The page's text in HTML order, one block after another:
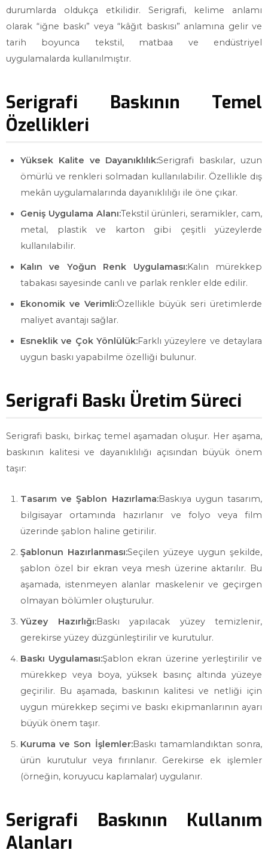
durumlarda oldukça etkilidir. Serigrafi, kelime anlamı
olarak “iğne baskı” veya “kâğıt baskısı” anlamına gelir ve
tarih boyunca tekstil, matbaa ve endüstriyel
uygulamalarda kullanılmıştır.
Serigrafi Baskının Temel
Özellikleri
Yüksek Kalite ve Dayanıklılık:Serigrafi baskılar, uzun
ömürlü ve renkleri solmadan kullanılabilir. Özellikle dış
mekân uygulamalarında dayanıklılığı ile öne çıkar.
Geniş Uygulama Alanı:Tekstil ürünleri, seramikler, cam,
metal, plastik ve karton gibi çeşitli yüzeylerde
kullanılabilir.
Kalın ve Yoğun Renk Uygulaması:Kalın mürekkep
tabakası sayesinde canlı ve parlak renkler elde edilir.
Ekonomik ve Verimli:Özellikle büyük seri üretimlerde
maliyet avantajı sağlar.
Esneklik ve Çok Yönlülük:Farklı yüzeylere ve detaylara
uygun baskı yapabilme özelliği bulunur.
Serigrafi Baskı Üretim Süreci
Serigrafi baskı, birkaç temel aşamadan oluşur. Her aşama,
baskının kalitesi ve dayanıklılığı açısından büyük önem
taşır:
Tasarım ve Şablon Hazırlama:Baskıya uygun tasarım,
bilgisayar ortamında hazırlanır ve folyo veya film
üzerinde şablon haline getirilir.
Şablonun Hazırlanması:Seçilen yüzeye uygun şekilde,
şablon özel bir ekran veya mesh üzerine aktarılır. Bu
aşamada, istenmeyen alanlar maskelenir ve geçirgen
olmayan bölümler oluşturulur.
Yüzey Hazırlığı:Baskı yapılacak yüzey temizlenir,
gerekirse yüzey düzgünleştirilir ve kurutulur.
Baskı Uygulaması:Şablon ekran üzerine yerleştirilir ve
mürekkep veya boya, yüksek basınç altında yüzeye
geçirilir. Bu aşamada, baskının kalitesi ve netliği için
uygun mürekkep seçimi ve baskı ekipmanlarının ayarı
büyük önem taşır.
Kuruma ve Son İşlemler:Baskı tamamlandıktan sonra,
ürün kurutulur veya fırınlanır. Gerekirse ek işlemler
(örneğin, koruyucu kaplamalar) uygulanır.
Serigrafi Baskının Kullanım
Alanları